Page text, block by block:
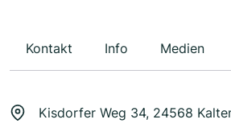
Kontakt Info Medien
Kisdorfer Weg 34, 24568